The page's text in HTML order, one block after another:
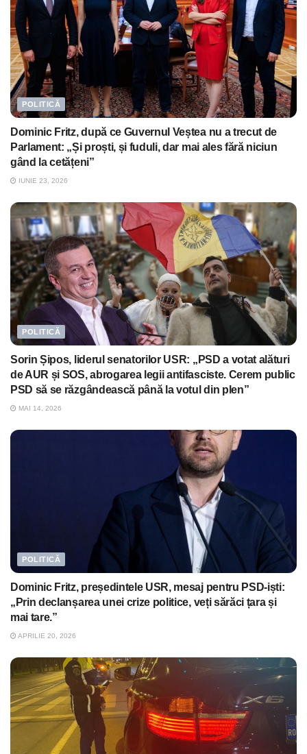
POLITICĂ
Dominic Fritz, după ce Guvernul Veștea nu a trecut de
Parlament: „Și proști, și fuduli, dar mai ales fără niciun
gând la cetățeni”
IUNIE 23, 2026
POLITICĂ
Sorin Șipos, liderul senatorilor USR: „PSD a votat alături
de AUR și SOS, abrogarea legii antifasciste. Cerem public
PSD să se răzgândească până la votul din plen”
MAI 14, 2026
POLITICĂ
Dominic Fritz, președintele USR, mesaj pentru PSD-iști:
„Prin declanșarea unei crize politice, veți sărăci țara și
mai tare.”
APRILIE 20, 2026